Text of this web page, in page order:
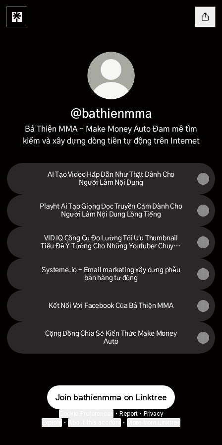
@bathienmma
Bá Thiện MMA - Make Money Auto Đam mê tìm
kiếm và xây dựng dòng tiền tự động trên Internet
AI Tạo Video Hấp Dẫn Như Thật Dành Cho
Người Làm Nội Dung
Playht Ai Tạo Giọng Đọc Truyền Cảm Dành Cho
Người Làm Nội Dung Lồng Tiếng
VID IQ Công Cụ Đo Lường Tối Ưu Thumbnail
Tiêu Đề Ý Tưởng Cho Những Youtuber Chuyên
Systeme.io - Email marketing xây dựng phễu
bán hàng tự động
Kết Nối Với Facebook Của Bá Thiện MMA
Cộng Đồng Chia Sẻ Kiến Thức Make Money
Auto
Join bathienmma on Linktree
• Report • Privacy
• •